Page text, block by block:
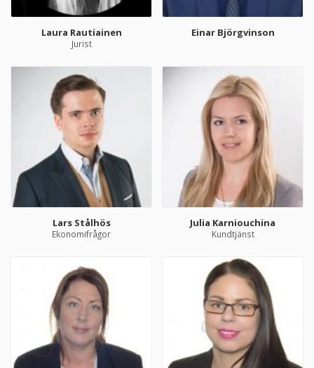
Laura Rautiainen
Jurist
Einar Björgvinson
Lars Stålhös
Ekonomifrågor
Julia Karniouchina
Kundtjänst